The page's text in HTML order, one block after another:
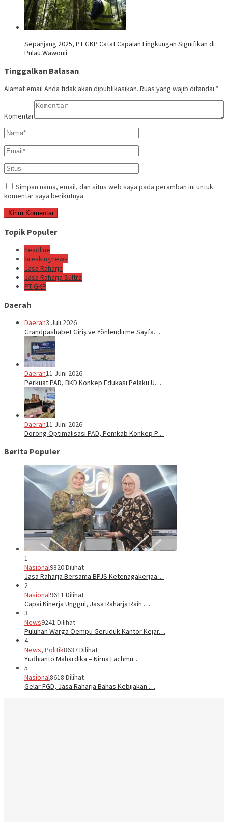
Sepanjang 2025, PT GKP Catat Capaian Lingkungan Signifikan di
Pulau Wawonii
Tinggalkan Balasan
Alamat email Anda tidak akan dipublikasikan. Ruas yang wajib ditandai *
Komentar
Simpan nama, email, dan situs web saya pada peramban ini untuk
komentar saya berikutnya.
Topik Populer
headline
breakingnews
Jasa Raharja
Jasa Raharja Sultra
PT GKP
Daerah
Daerah3 Juli 2026
Grandpashabet Giriş ve Yönlendirme Sayfa…
Daerah11 Juni 2026
Perkuat PAD, BKD Konkep Edukasi Pelaku U…
Daerah11 Juni 2026
Dorong Optimalisasi PAD, Pemkab Konkep P…
Berita Populer
1
Nasional9820 Dilihat
Jasa Raharja Bersama BPJS Ketenagakerjaa…
2
Nasional9611 Dilihat
Capai Kinerja Unggul, Jasa Raharja Raih …
3
News9241 Dilihat
Puluhan Warga Oempu Geruduk Kantor Kejar…
4
News, Politik8637 Dilihat
Yudhianto Mahardika – Nirna Lachmu…
5
Nasional8618 Dilihat
Gelar FGD, Jasa Raharja Bahas Kebijakan …